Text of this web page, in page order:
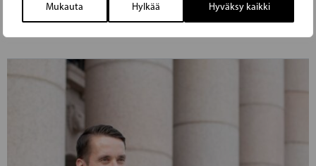
Mukauta Hylkää Hyväksy kaikki